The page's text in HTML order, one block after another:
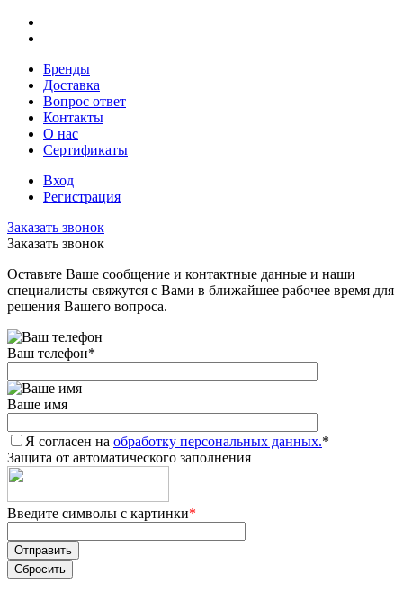
Бренды
Доставка
Вопрос ответ
Контакты
О нас
Сертификаты
Вход
Регистрация
Заказать звонок
Заказать звонок
Оставьте Ваше сообщение и контактные данные и наши
специалисты свяжутся с Вами в ближайшее рабочее время для
решения Вашего вопроса.
Ваш телефон*
Ваше имя
Я согласен на обработку персональных данных.*
Защита от автоматического заполнения
Введите символы с картинки*